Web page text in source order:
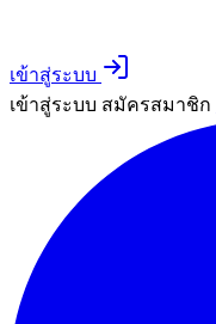
เข้าสู่ระบบ
เข้าสู่ระบบ สมัครสมาชิก